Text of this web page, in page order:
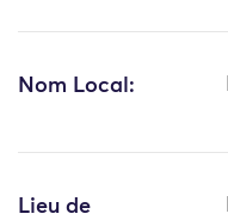
Nom Local:
Lieu de